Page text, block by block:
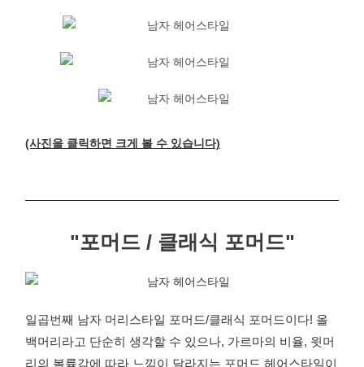
(사진을 클릭하면 크게 볼 수 있습니다)
"포머드 / 클래식 포머드"
일곱번째 남자 머리스타일 포머드/클래식 포머드이다! 올
백머리라고 단순히 생각할 수 있으나, 가르마의 비율, 윗머
리의 볼륨감에 따라 느낌이 달라지는 포머드 헤어스타일이